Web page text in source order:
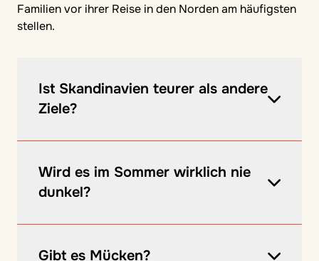
Familien vor ihrer Reise in den Norden am häufigsten
stellen.
Ist Skandinavien teurer als andere
Ziele?
Südeuropa, aber Skandinavien hat seinen
ganz eigenen Weg, wie man günstig reist.
Selbst kochen im Ferienhaus mit frischen
zugänglich sind – hier entstehen die
Wird es im Sommer wirklich nie
dunkel?
Norwegens erlebt ihr die hellen Nächte des
Gibt es Mücken?